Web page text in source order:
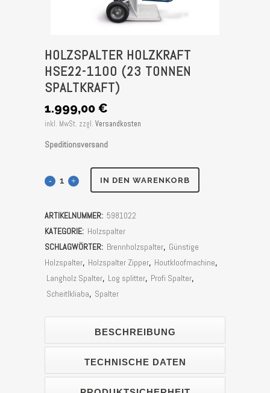
HOLZSPALTER HOLZKRAFT
HSE22-1100 (23 TONNEN
SPALTKRAFT)
1.999,00 €
inkl. MwSt. zzgl. Versandkosten
Speditionsversand
Holzspalter
1100
(23
tonnen
IN DEN WARENKORB
ARTIKELNUMMER: 5981022
KATEGORIE: Holzspalter
SCHLAGWÖRTER: Brennholzspalter, Günstige
Holzspalter, Holzspalter Zipper, Houtkloofmachine,
Langholz Spalter, Log splitter, Profi Spalter,
Scheitlkliaba, Spalter
BESCHREIBUNG
TECHNISCHE DATEN